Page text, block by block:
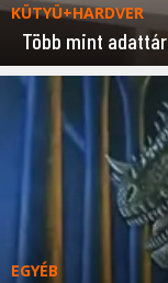
KÜTYÜ+HARDVER
Több mint
EGYÉB